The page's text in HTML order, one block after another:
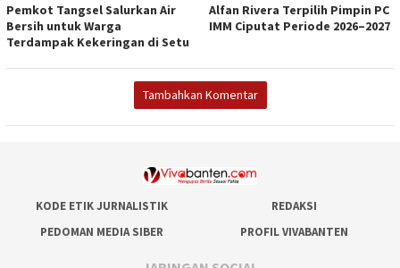
Pemkot Tangsel Salurkan Air
Bersih untuk Warga
Terdampak Kekeringan di Setu
Alfan Rivera Terpilih Pimpin PC
IMM Ciputat Periode 2026–2027
Tambahkan Komentar
KODE ETIK JURNALISTIK
REDAKSI
PEDOMAN MEDIA SIBER
PROFIL VIVABANTEN